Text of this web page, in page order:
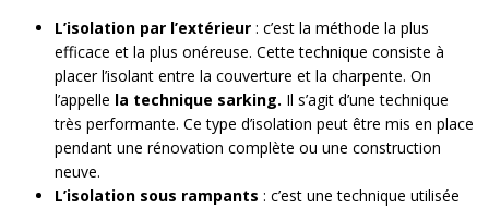
L’isolation par l’extérieur : c’est la méthode la plus
efficace et la plus onéreuse. Cette technique consiste à
placer l’isolant entre la couverture et la charpente. On
l’appelle la technique sarking. Il s’agit d’une technique
très performante. Ce type d’isolation peut être mis en place
pendant une rénovation complète ou une construction
neuve.
L’isolation sous rampants : c’est une technique utilisée